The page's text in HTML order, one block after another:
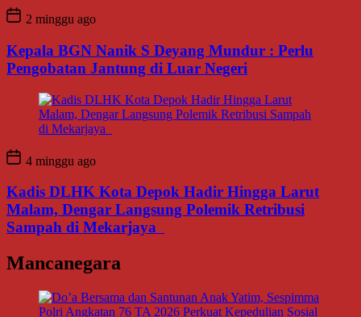
2 minggu ago
Kepala BGN Nanik S Deyang Mundur : Perlu
Pengobatan Jantung di Luar Negeri
4 minggu ago
Kadis DLHK Kota Depok Hadir Hingga Larut
Malam, Dengar Langsung Polemik Retribusi
Sampah di Mekarjaya
Mancanegara